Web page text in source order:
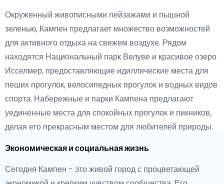
Окруженный живописными пейзажами и пышной
зеленью, Кампен предлагает множество возможностей
для активного отдыха на свежем воздухе. Рядом
находятся Национальный парк Велуве и красивое озеро
Исселмер, предоставляющие идиллические места для
пеших прогулок, велосипедных прогулок и водных видов
спорта. Набережные и парки Кампена предлагают
уединенные места для спокойных прогулок и пикников,
делая его прекрасным местом для любителей природы.
Экономическая и социальная жизнь
Сегодня Кампен - это живой город с процветающей